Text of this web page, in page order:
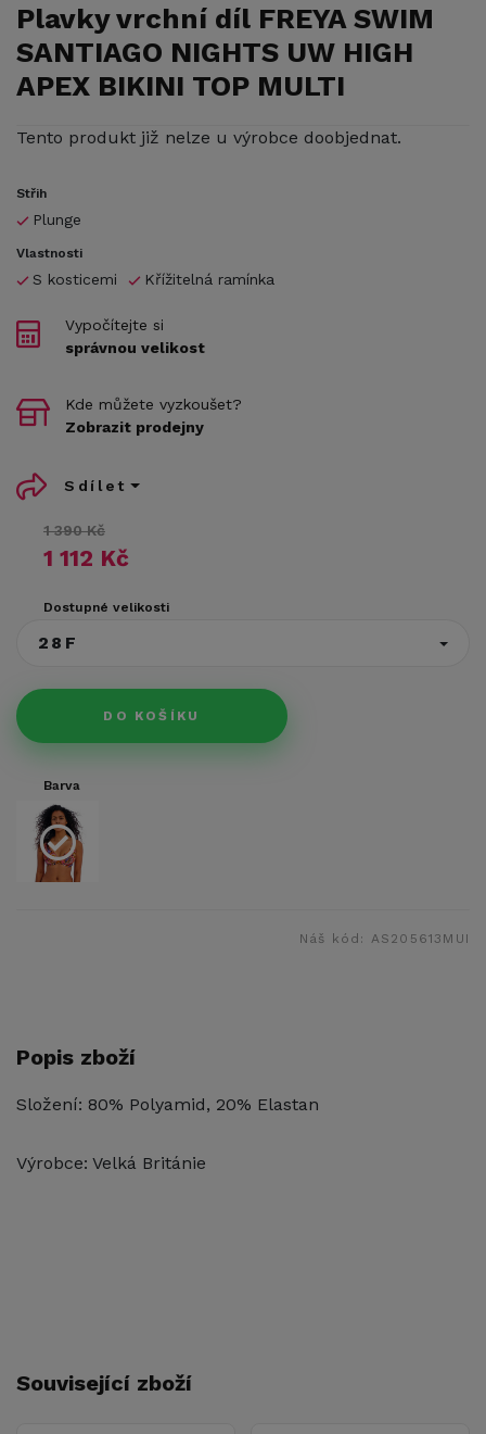
Plavky vrchní díl FREYA SWIM
SANTIAGO NIGHTS UW HIGH
APEX BIKINI TOP MULTI
Tento produkt již nelze u výrobce doobjednat.
Střih
Plunge
Vlastnosti
S kosticemi Křížitelná ramínka
1 390 Kč
1 112 Kč
Dostupné velikosti
28F
DO KOŠÍKU
Vypočítejte si
správnou velikost
Kde můžete vyzkoušet?
Zobrazit prodejny
Sdílet
Barva
Náš kód: AS205613MUI
Popis zboží
Složení: 80% Polyamid, 20% Elastan
Výrobce: Velká Británie
Související zboží